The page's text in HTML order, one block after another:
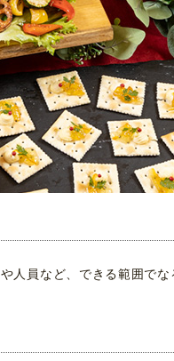
人員など、できる範囲で